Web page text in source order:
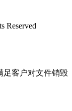
Reserved
足客户对文件销毁